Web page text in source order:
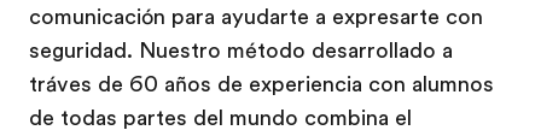
comunicación para ayudarte a expresarte con
seguridad. Nuestro método desarrollado a
tráves de 60 años de experiencia con alumnos
de todas partes del mundo combina el